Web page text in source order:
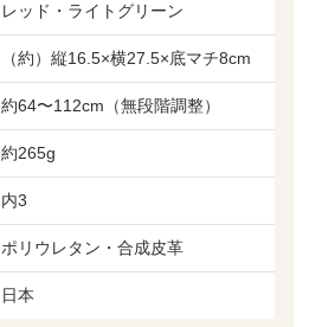
レッド・ライトグリーン
（約）縦16.5×横27.5×底マチ8cm
約64〜112cm（無段階調整）
約265g
内3
ポリウレタン・合成皮革
日本